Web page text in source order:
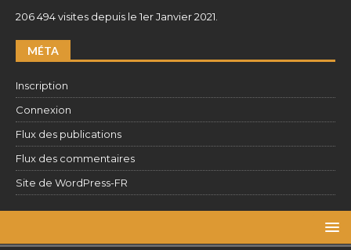
206 494 visites depuis le 1er Janvier 2021.
MÉTA
Inscription
Connexion
Flux des publications
Flux des commentaires
Site de WordPress-FR